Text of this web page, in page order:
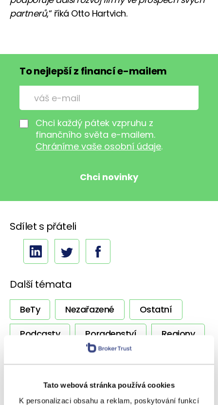
Tato webová stránka používá cookies
K personalizaci obsahu a reklam, poskytování funkcí
partnerů,“ říká Otto Hartvich.
To nejlepší z financí e-mailem
Chci každý pátek vzpruhu z
finančního světa e-mailem.
Chráníme vaše osobní údaje.
Sdílet s přáteli
Další témata
BeTy Nezařazené
Ostatní
Podcasty
Poradenství
Regiony
Vzdělávání
Zpravodaj